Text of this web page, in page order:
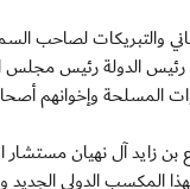
والتبريكات لصاحب
الدولة رئيس مجلس
المسلحة وإخوانهم
زايد آل نهيان مستشار
الدولي الجديد